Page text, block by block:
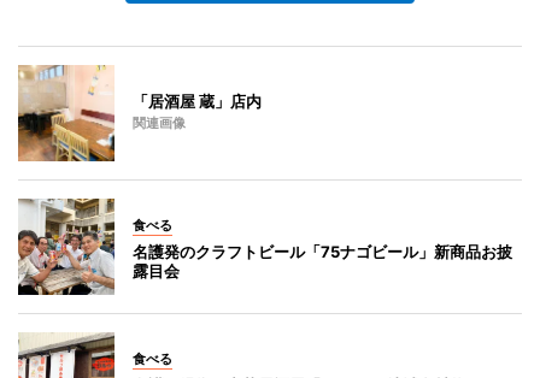
「居酒屋 蔵」店内
関連画像
食べる
名護発のクラフトビール「75ナゴビール」新商品お披
露目会
食べる